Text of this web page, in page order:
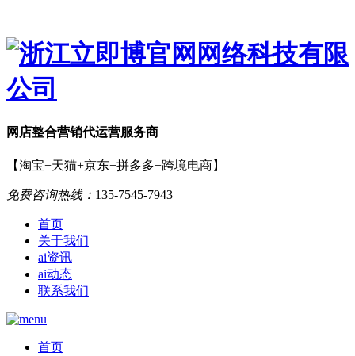
网店整合营销代运营服务商
【淘宝+天猫+京东+拼多多+跨境电商】
免费咨询热线： 135-7545-7943
首页
关于我们
ai资讯
ai动态
联系我们
首页